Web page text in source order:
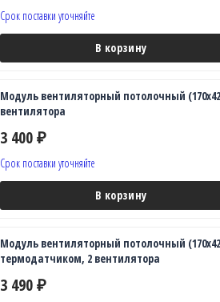
Срок поставки уточняйте
В корзину
Модуль вентиляторный потолочный
вентилятора
3 400 ₽
Срок поставки уточняйте
В корзину
Модуль вентиляторный потолочный
термодатчиком, 2 вентилятора
3 490 ₽